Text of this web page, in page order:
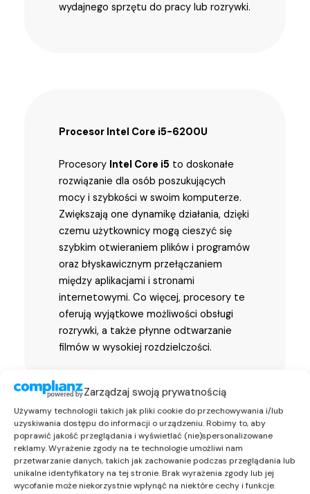
Zarządzaj swoją prywatnością
Używamy technologii takich jak pliki cookie do przechowywania i/lub
uzyskiwania dostępu do informacji o urządzeniu. Robimy to, aby
poprawić jakość przeglądania i wyświetlać (nie)spersonalizowane
reklamy. Wyrażenie zgody na te technologie umożliwi nam
przetwarzanie danych, takich jak zachowanie podczas przeglądania lub
unikalne identyfikatory na tej stronie. Brak wyrażenia zgody lub jej
wycofanie może niekorzystnie wpłynąć na niektóre cechy i funkcje.
wydajnego sprzętu do pracy lub rozrywki.
Procesor Intel Core i5-6200U
Procesory Intel Core i5 to doskonałe
rozwiązanie dla osób poszukujących
mocy i szybkości w swoim komputerze.
Zwiększają one dynamikę działania, dzięki
czemu użytkownicy mogą cieszyć się
szybkim otwieraniem plików i programów
oraz błyskawicznym przełączaniem
między aplikacjami i stronami
internetowymi. Co więcej, procesory te
oferują wyjątkowe możliwości obsługi
rozrywki, a także płynne odtwarzanie
filmów w wysokiej rozdzielczości.